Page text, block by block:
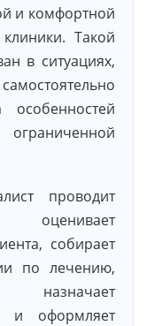
и комфортной
Такой
в ситуациях,
проводит
оценивает
собирает
по лечению,
и оформляет